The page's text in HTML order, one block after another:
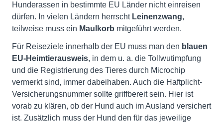
Hunderassen in bestimmte EU Länder nicht einreisen
dürfen. In vielen Ländern herrscht Leinenzwang,
teilweise muss ein Maulkorb mitgeführt werden.
Für Reiseziele innerhalb der EU muss man den blauen
EU-Heimtierausweis, in dem u. a. die Tollwutimpfung
und die Registrierung des Tieres durch Microchip
vermerkt sind, immer dabeihaben. Auch die Haftplicht-
Versicherungsnummer sollte griffbereit sein. Hier ist
vorab zu klären, ob der Hund auch im Ausland versichert
ist. Zusätzlich muss der Hund den für das jeweilige